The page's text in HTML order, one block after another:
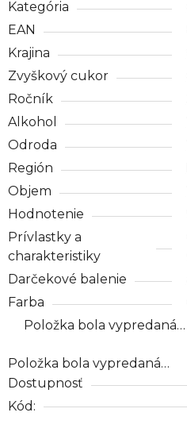
Kategória
EAN
Krajina
Zvyškový cukor
Ročník
Alkohol
Odroda
Región
Objem
Hodnotenie
Prívlastky a
charakteristiky
Darčekové balenie
Farba
Položka bola vypredaná…
Položka bola vypredaná…
Dostupnosť
Kód: